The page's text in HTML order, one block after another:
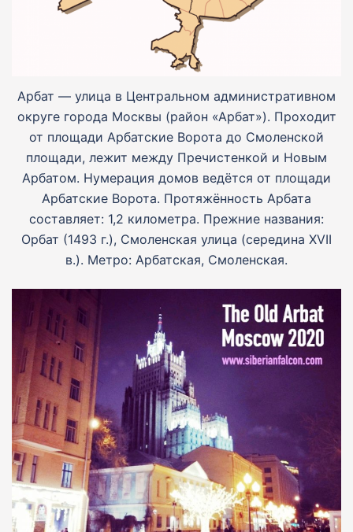
Арбат — улица в Центральном административном
округе города Москвы (район «Арбат»). Проходит
от площади Арбатские Ворота до Смоленской
площади, лежит между Пречистенкой и Новым
Арбатом. Нумерация домов ведётся от площади
Арбатские Ворота. Протяжённость Арбата
составляет: 1,2 километра. Прежние названия:
Орбат (1493 г.), Смоленская улица (середина XVII
в.). Метро: Арбатская, Смоленская.